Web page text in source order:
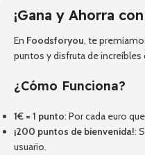
¡Gana y Ahorra
En Foodsforyou, te
puntos y disfruta de increíbles
¿Cómo Funciona?
1€ = 1 punto: Por cada euro
¡200 puntos de bienvenida!:
usuario.